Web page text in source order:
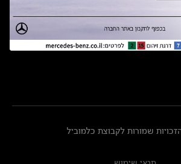
שמורות לקבוצת כלמוביל